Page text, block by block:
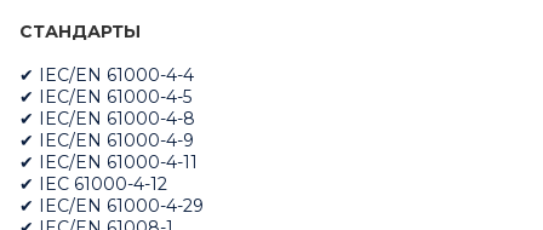
СТАНДАРТЫ
✔ IEC/EN 61000-4-4
✔ IEC/EN 61000-4-5
✔ IEC/EN 61000-4-8
✔ IEC/EN 61000-4-9
✔ IEC/EN 61000-4-11
✔ IEC 61000-4-12
✔ IEC/EN 61000-4-29